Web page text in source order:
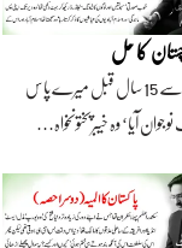
کا حل
آج سے 15 سال قبل میرے پاس
آیا‘ وہ خیبرپختونخواہ…